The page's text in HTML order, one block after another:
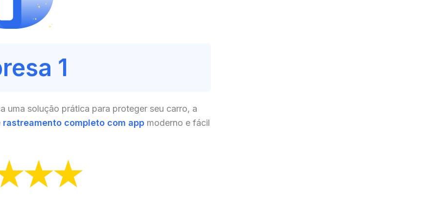
1
uma solução prática para proteger seu carro, a
rastreamento completo com app moderno e fácil